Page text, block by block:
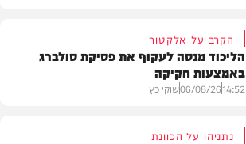
הקרב על אלקטור
הליכוד מנסה לעקוף את פסיקת סולברג
באמצעות חקיקה
14:52
06/08/26שוקי כץ
נתניהו על הכוונת